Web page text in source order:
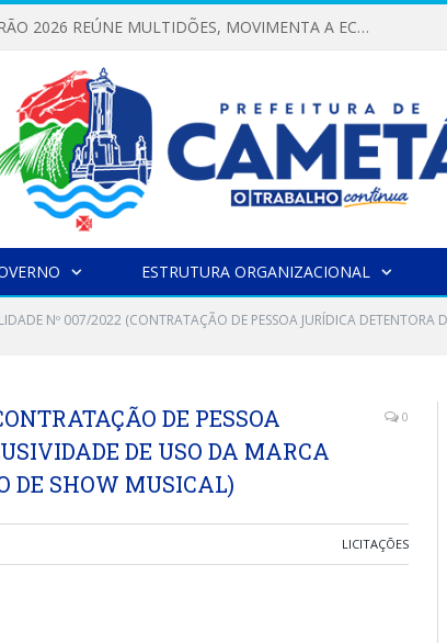
FESTIVAL DE VERÃO 2026 REÚNE MULTIDÕES, MOVIMENTA A ECONOMIA E FORTALECE A CULTURA LOCAL
ESTRUTURA ORGANIZACIONAL
Nº 007/2022 (CONTRATAÇÃO DE PESSOA JURÍDICA DETENTORA
DE PESSOA
DE USO DA MARCA
DE SHOW MUSICAL)
0
LICITAÇÕES